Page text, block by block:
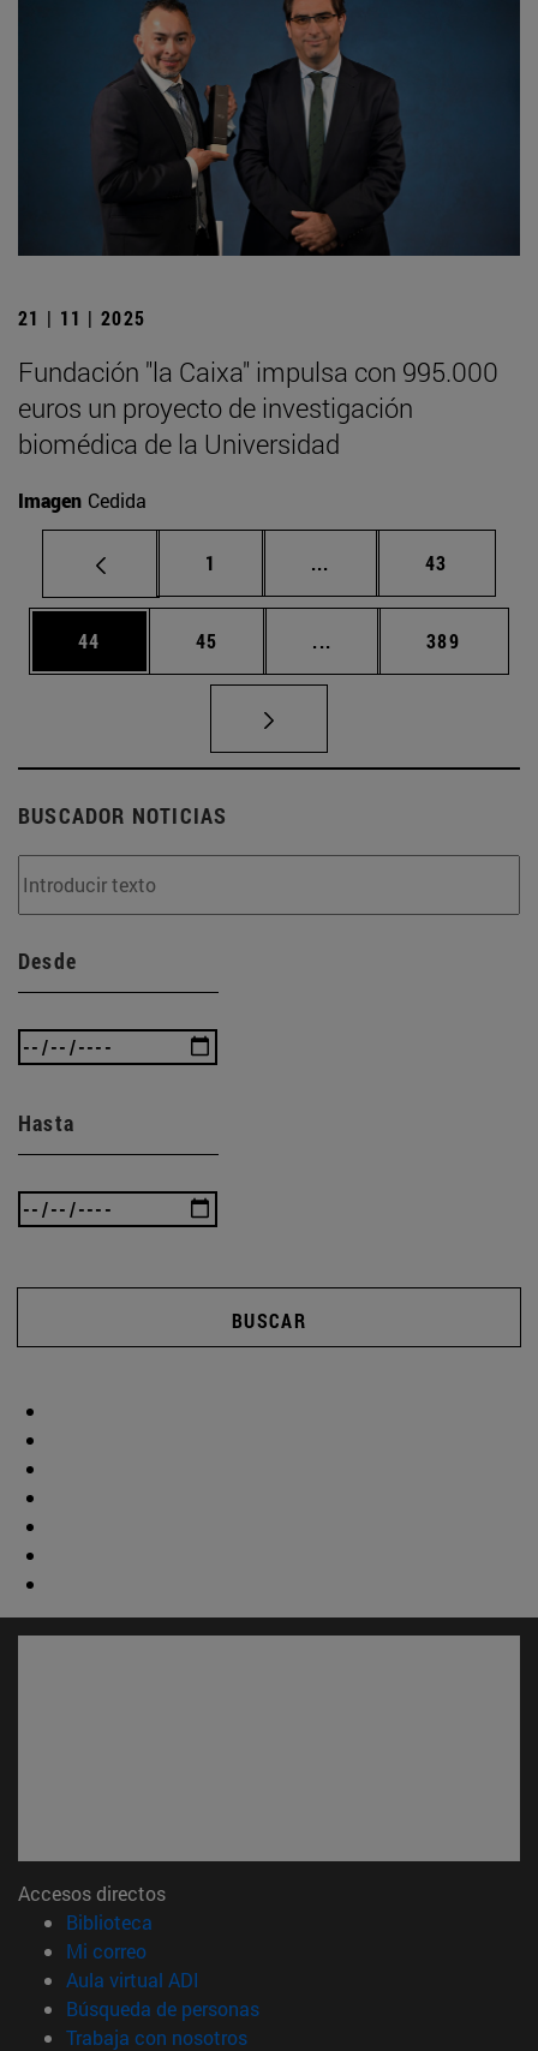
21 | 11 | 2025
Fundación "la Caixa" impulsa con 995.000
euros un proyecto de investigación
biomédica de la Universidad
Imagen Cedida
Página
1 ... Páginas intermedias
Página
43
Página
44 Página
45 ... Páginas intermedias
Página
389
BUSCADOR NOTICIAS
Desde
Hasta
BUSCAR
Accesos directos
Biblioteca
Mi correo(abre en nueva ventana)
Aula virtual ADI
Búsqueda de personas(abre en nueva ventana)
Trabaja con nosotros(abre en nueva ventana)